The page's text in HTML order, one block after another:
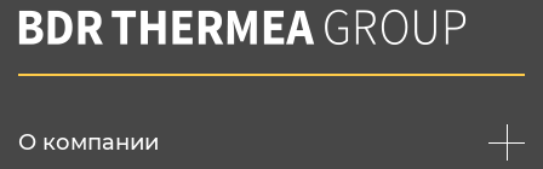
О компании